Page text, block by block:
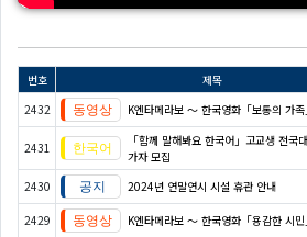
번호 제목
2432
K엔타메라보 ～ 한국영화「보통의 가족
2431
「함께 말해봐요 한국어」고교생 전국
가자 모집
2430 2024년 연말연시 시설 휴관 안내
2429 K엔타메라보 ～ 한국영화「용감한 시민